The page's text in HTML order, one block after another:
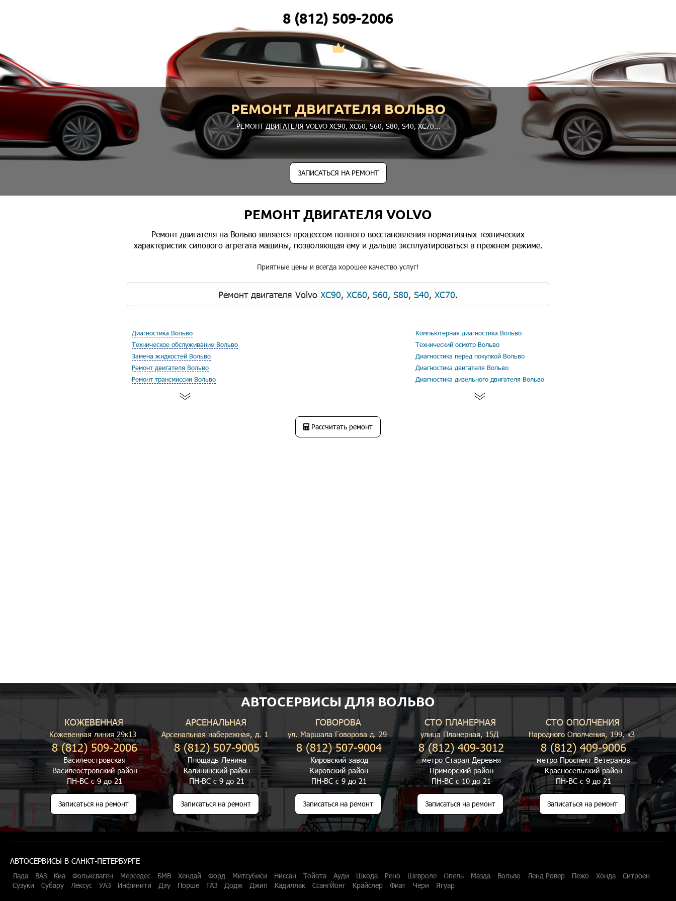
8 (812) 509-2006
РЕМОНТ ДВИГАТЕЛЯ ВОЛЬВО
РЕМОНТ ДВИГАТЕЛЯ VOLVO XC90, XC60, S60, S80, S40, XC70...
ЗАПИСАТЬСЯ НА РЕМОНТ
РЕМОНТ ДВИГАТЕЛЯ VOLVO
Ремонт двигателя на Вольво является процессом полного восстановления нормативных технических
характеристик силового агрегата машины, позволяющая ему и дальше эксплуатироваться в прежнем режиме.
Приятные цены и всегда хорошее качество услуг!
Ремонт двигателя Volvo XC90, XC60, S60, S80, S40, XC70.
Диагностика Вольво
Техническое обслуживание Вольво
Замена жидкостей Вольво
Ремонт двигателя Вольво
Ремонт трансмиссии Вольво
Компьютерная диагностика Вольво
Технический осмотр Вольво
Диагностика перед покупкой Вольво
Диагностика двигателя Вольво
Диагностика дизельного двигателя Вольво
Рассчитать ремонт
АВТОСЕРВИСЫ ДЛЯ ВОЛЬВО
КОЖЕВЕННАЯ
Кожевенная линия 29к13
8 (812) 509-2006
Василеостровская
Василеостровский район
ПН-ВС с 9 до 21
Записаться на ремонт
АРСЕНАЛЬНАЯ
Арсенальная набережная, д. 1
8 (812) 507-9005
Площадь Ленина
Калининский район
ПН-ВС с 9 до 21
Записаться на ремонт
ГОВОРОВА
ул. Маршала Говорова д. 29
8 (812) 507-9004
Кировский завод
Кировский район
ПН-ВС с 9 до 21
Записаться на ремонт
СТО ПЛАНЕРНАЯ
улица Планерная, 15Д
8 (812) 409-3012
метро Старая Деревня
Приморский район
ПН-ВС с 10 до 21
Записаться на ремонт
СТО ОПОЛЧЕНИЯ
Народного Ополчения, 199, к3
8 (812) 409-9006
метро Проспект Ветеранов
Красносельский район
ПН-ВС с 9 до 21
Записаться на ремонт
АВТОСЕРВИСЫ В САНКТ-ПЕТЕРБУРГЕ
Лада ВАЗ Киа Фольксваген Мерседес БМВ Хендай Форд Митсубиси Ниссан Тойота Ауди Шкода Рено Шевроле Опель Мазда Вольво Ленд Ровер Пежо Хонда
Ситроен
Сузуки
Субару Лексус УАЗ Инфинити Дэу Порше ГАЗ Додж Джип Кадиллак СсангЙонг Крайслер Фиат Чери Ягуар